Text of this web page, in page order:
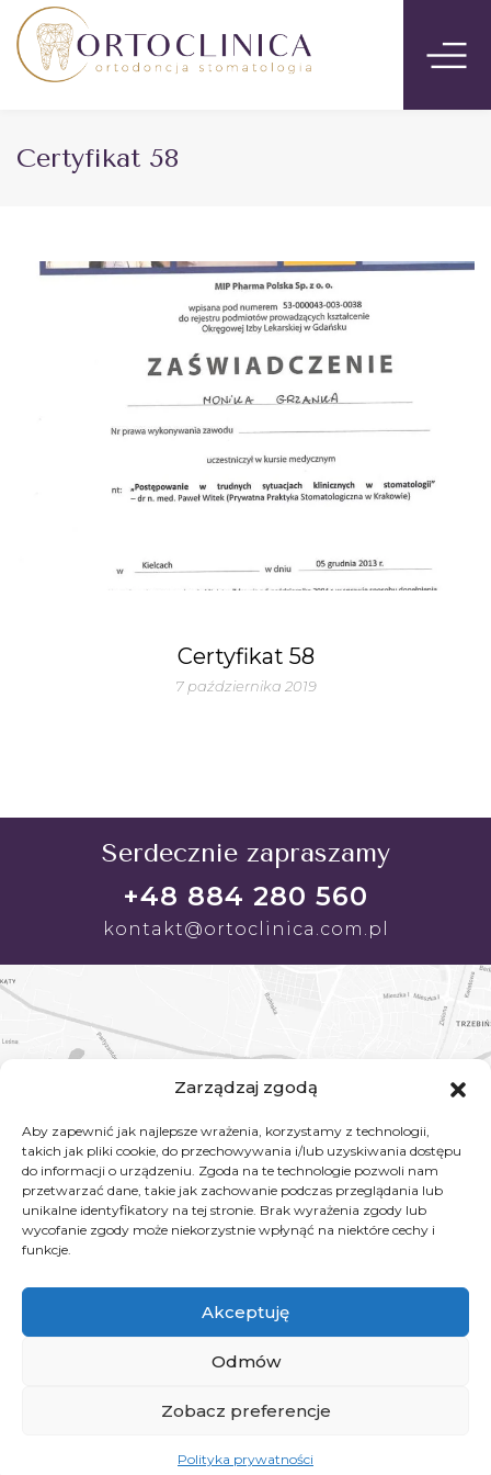
Zarządzaj zgodą
Aby zapewnić jak najlepsze wrażenia, korzystamy z technologii,
takich jak pliki cookie, do przechowywania i/lub uzyskiwania dostępu
do informacji o urządzeniu. Zgoda na te technologie pozwoli nam
przetwarzać dane, takie jak zachowanie podczas przeglądania lub
unikalne identyfikatory na tej stronie. Brak wyrażenia zgody lub
wycofanie zgody może niekorzystnie wpłynąć na niektóre cechy i
funkcje.
Akceptuję
Odmów
Zobacz preferencje
Polityka prywatności
Certyfikat 58
Certyfikat 58
7 października 2019
Serdecznie zapraszamy
+48 884 280 560
kontakt@ortoclinica.com.pl
Design